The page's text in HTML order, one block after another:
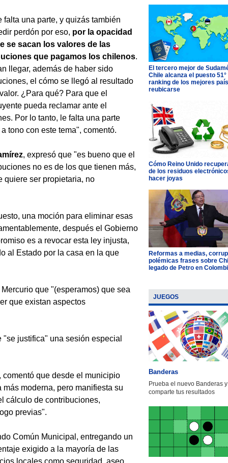
falta una parte, y quizás también
perdón por eso, por la opacidad
se sacan los valores de las
que pagamos los chilenos.
llegar, además de haber sido
el cómo se llegó al resultado
¿Para qué? Para que el
pueda reclamar ante el
Por lo tanto, le falta una parte
tono con este tema", comentó.
, expresó que "es bueno que el
no es de los que tienen más,
quiere ser propietaria, no
una moción para eliminar esas
después el Gobierno
es a revocar esta ley injusta,
al Estado por la casa en la que
que "(esperamos) que sea
que existan aspectos
"se justifica" una sesión especial
comentó que desde el municipio
moderna, pero manifiesta su
cálculo de contribuciones,
previas".
Común Municipal, entregando un
exigido a la mayoría de las
locales como seguridad, aseo,
El tercero mejor de
Chile alcanza el puesto 51°
ranking de los mejores
reubicarse
Cómo Reino Unido
de los residuos
hacer joyas
Reformas a medias,
polémicas frases sobre
legado de Petro en
JUEGOS
Banderas
Prueba el nuevo Banderas y
comparte tus resultados